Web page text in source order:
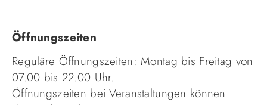
Öffnungszeiten
Reguläre Öffnungszeiten: Montag bis Freitag von
07.00 bis 22.00 Uhr.
Öffnungszeiten bei Veranstaltungen können